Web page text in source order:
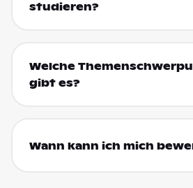
studieren?
Welche
gibt es?
Wann kann ich mich